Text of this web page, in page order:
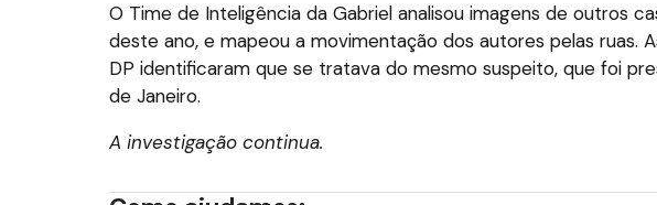
O Time de Inteligência da Gabriel analisou imagens de outros
deste ano, e mapeou a movimentação dos autores pelas ruas.
DP identificaram que se tratava do mesmo suspeito, que foi
de Janeiro.
A investigação continua.